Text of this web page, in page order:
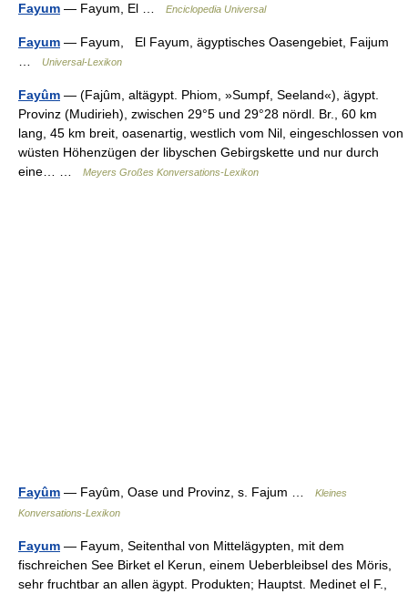
Fayum — Fayum, El … Enciclopedia Universal
Fayum — Fayum, El Fayum, ägyptisches Oasengebiet, Faijum
Universal-Lexikon
Fayûm — (Fajûm, altägypt. Phiom, »Sumpf, Seeland«), ägypt.
Provinz (Mudirieh), zwischen 29°5 und 29°28 nördl. Br., 60 km
lang, 45 km breit, oasenartig, westlich vom Nil, eingeschlossen von
wüsten Höhenzügen der libyschen Gebirgskette und nur durch
eine… …
Meyers Großes Konversations-Lexikon
Fayûm — Fayûm, Oase und Provinz, s. Fajum …
Kleines
Konversations-Lexikon
Fayum — Fayum, Seitenthal von Mittelägypten, mit dem
fischreichen See Birket el Kerun, einem Ueberbleibsel des Möris,
sehr fruchtbar an allen ägypt. Produkten; Hauptst. Medinet el F.,